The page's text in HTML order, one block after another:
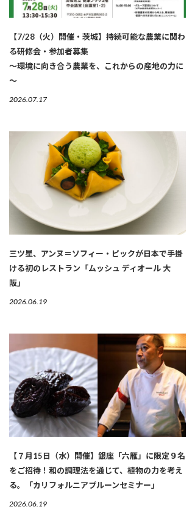
【7/28（火）開催・茨城】持続可能な農業に関わ
る研修会・参加者募集
～環境に向き合う農業を、これからの産地の力に
～
2026.07.17
三ツ星、アンヌ＝ソフィー・ピックが日本で手掛
ける初のレストラン「ムッシュ ディオール 大
阪」
2026.06.19
【７月15日（水）開催】銀座「六雁」に限定９名
をご招待！和の調理法を通じて、植物の力を考え
る。「カリフォルニアプルーンセミナー」
2026.06.19